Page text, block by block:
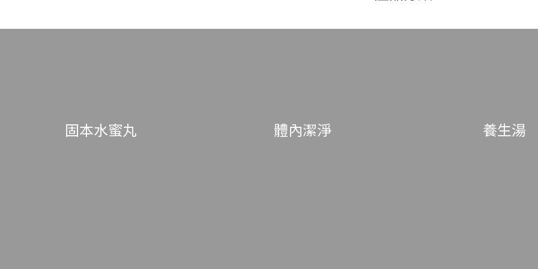
固本水蜜丸 體內潔淨 養生湯